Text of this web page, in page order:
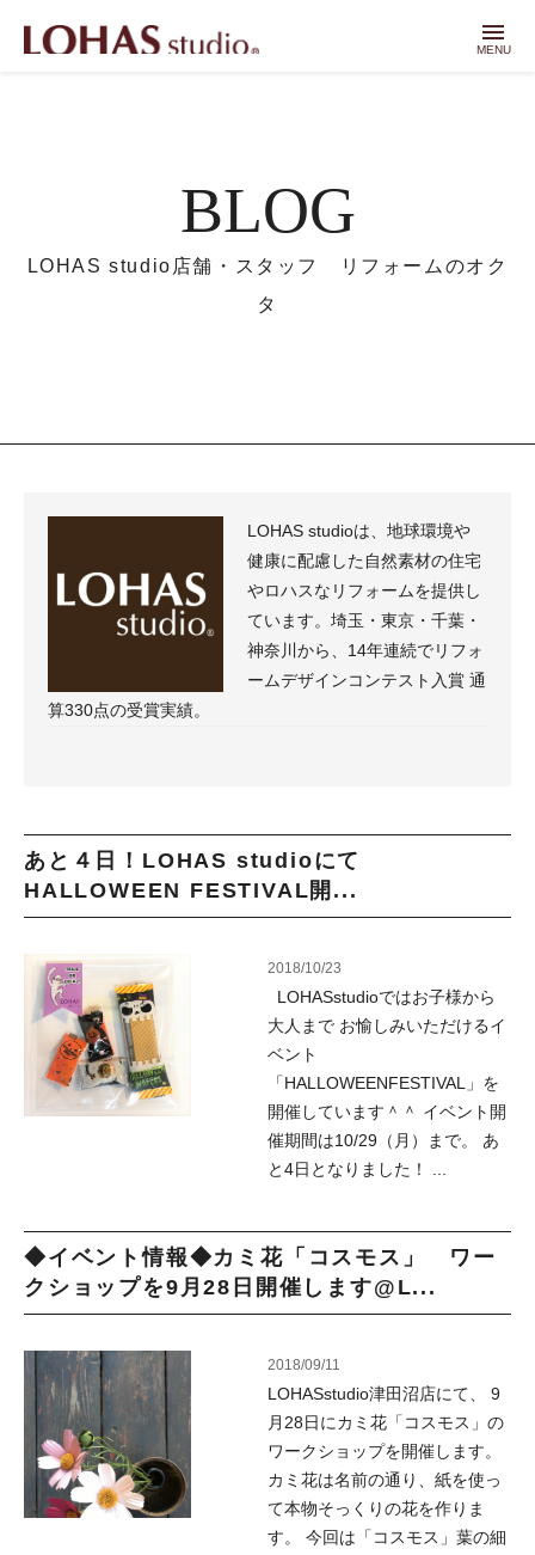
menu
MENU
BLOG
LOHAS studio店舗・スタッフ リフォームのオク
タ
LOHAS studioは、地球環境や
健康に配慮した自然素材の住宅
やロハスなリフォームを提供し
ています。埼玉・東京・千葉・
神奈川から、14年連続でリフォ
ームデザインコンテスト入賞 通
算330点の受賞実績。
あと４日！LOHAS studioにて
HALLOWEEN FESTIVAL開...
2018/10/23
LOHASstudioではお子様から
大人まで お愉しみいただけるイ
ベント
「HALLOWEENFESTIVAL」を
開催しています＾＾ イベント開
催期間は10/29（月）まで。 あ
と4日となりました！ ...
◆イベント情報◆カミ花「コスモス」 ワー
クショップを9月28日開催します@L...
2018/09/11
LOHASstudio津田沼店にて、 9
月28日にカミ花「コスモス」の
ワークショップを開催します。
カミ花は名前の通り、紙を使っ
て本物そっくりの花を作りま
す。 今回は「コスモス」葉の細